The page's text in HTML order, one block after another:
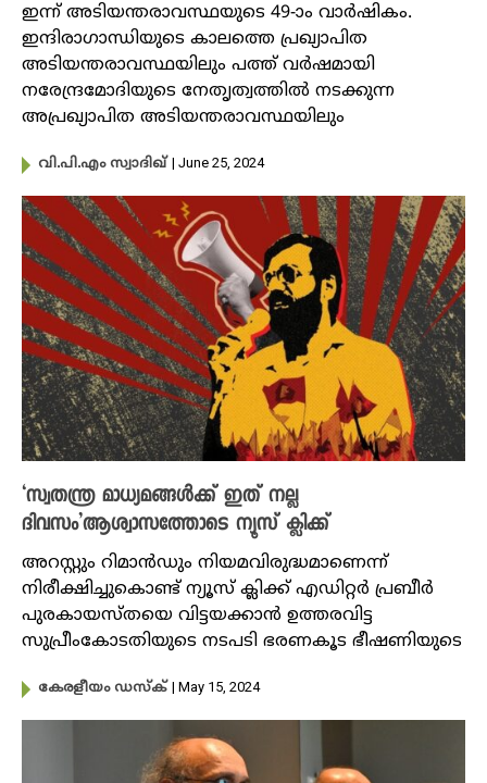
ഇന്ന് അടിയന്തരാവസ്ഥയുടെ 49-ാം വാർഷികം.
ഇന്ദിരാഗാന്ധിയുടെ കാലത്തെ പ്രഖ്യാപിത
അടിയന്തരാവസ്ഥയിലും പത്ത് വർഷമായി
നരേന്ദ്രമോദിയുടെ നേതൃത്വത്തിൽ നടക്കുന്ന
അപ്രഖ്യാപിത അടിയന്തരാവസ്ഥയിലും
വി.പി.എം സ്വാദിഖ് | June 25, 2024
‘സ്വതന്ത്ര മാധ്യമങ്ങൾക്ക് ഇത് നല്ല
ദിവസം’ആശ്വാസത്തോടെ ന്യൂസ് ക്ലിക്ക്
അറസ്റ്റും റിമാന്‍ഡും നിയമവിരുദ്ധമാണെന്ന്
നിരീക്ഷിച്ചുകൊണ്ട് ന്യൂസ് ക്ലിക്ക് എഡിറ്റര്‍ പ്രബീര്‍
പുരകായസ്തയെ വിട്ടയക്കാൻ ഉത്തരവിട്ട
സുപ്രീംകോടതിയുടെ നടപടി ഭരണകൂട ഭീഷണിയുടെ
കേരളീയം ഡസ്ക് | May 15, 2024